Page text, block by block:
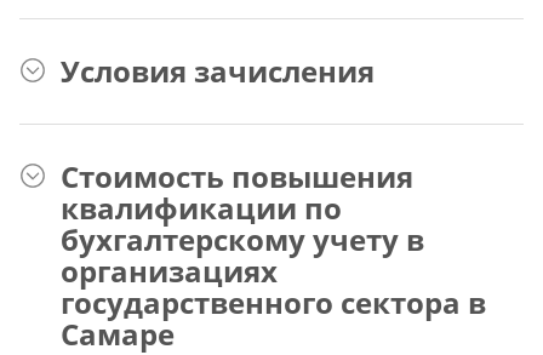
Условия зачисления
Стоимость повышения
квалификации по
бухгалтерскому учету в
организациях
государственного сектора в
Самаре